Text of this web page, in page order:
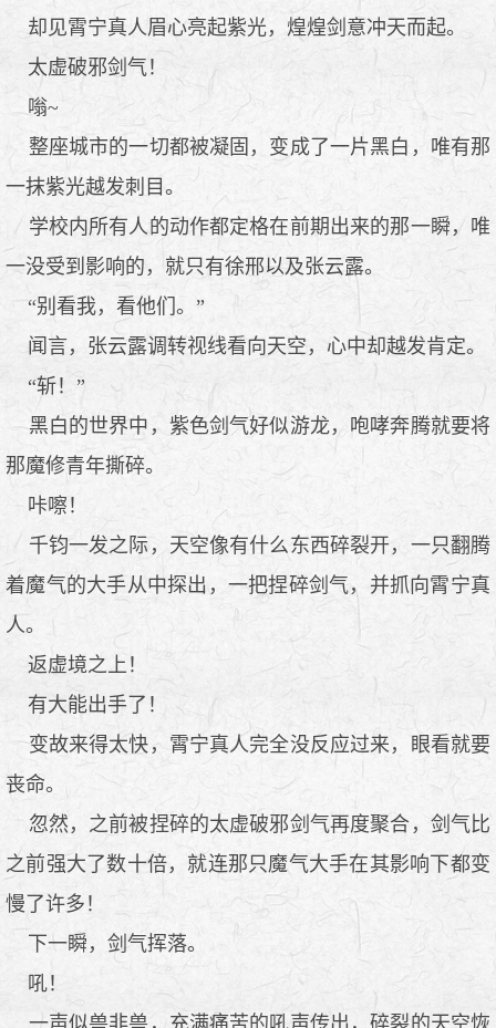
却见霄宁真人眉心亮起紫光，煌煌剑意冲天而起。
太虚破邪剑气！
嗡~
整座城市的一切都被凝固，变成了一片黑白，唯有那
一抹紫光越发刺目。
学校内所有人的动作都定格在前期出来的那一瞬，唯
一没受到影响的，就只有徐邢以及张云露。
“别看我，看他们。”
闻言，张云露调转视线看向天空，心中却越发肯定。
“斩！”
黑白的世界中，紫色剑气好似游龙，咆哮奔腾就要将
那魔修青年撕碎。
咔嚓！
千钧一发之际，天空像有什么东西碎裂开，一只翻腾
着魔气的大手从中探出，一把捏碎剑气，并抓向霄宁真
人。
返虚境之上！
有大能出手了！
变故来得太快，霄宁真人完全没反应过来，眼看就要
丧命。
忽然，之前被捏碎的太虚破邪剑气再度聚合，剑气比
之前强大了数十倍，就连那只魔气大手在其影响下都变
慢了许多！
下一瞬，剑气挥落。
吼！
一声似兽非兽，充满痛苦的吼声传出，碎裂的天空恢